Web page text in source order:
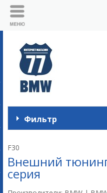
Фильтр
F30
Внешний
серия